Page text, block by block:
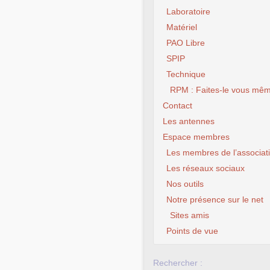
Laboratoire
Matériel
PAO Libre
SPIP
Technique
RPM : Faites-le vous
Contact
Les antennes
Espace membres
Les membres de
Les réseaux sociaux
Nos outils
Notre présence sur le net
Sites amis
Points de vue
Rechercher :